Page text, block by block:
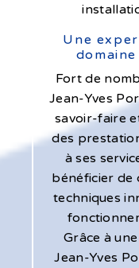
Une
Fort de
Jean-Yves
savoir-faire
des
à ses
bénéficier de
techniques
Grâce à
Jean-Yves